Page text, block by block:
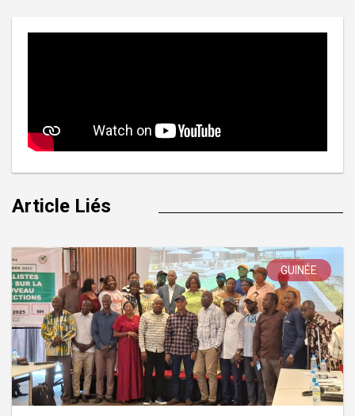
Article Liés
GUINÉE